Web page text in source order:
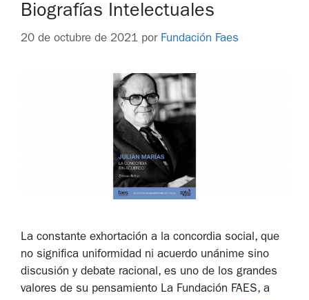
Biografías Intelectuales
20 de octubre de 2021 por Fundación Faes
La constante exhortación a la concordia social, que
no significa uniformidad ni acuerdo unánime sino
discusión y debate racional, es uno de los grandes
valores de su pensamiento La Fundación FAES, a